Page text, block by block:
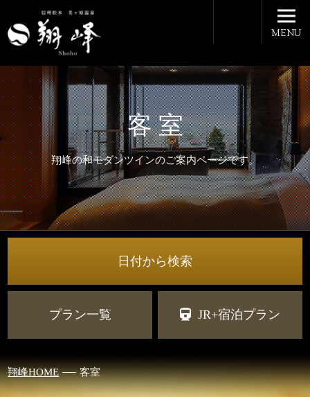
客 室
翔峰の和モダンツインのご案内ページです。
MENU
日付から検索
プラン一覧 JR+宿泊プラン
翔峰HOME 客室